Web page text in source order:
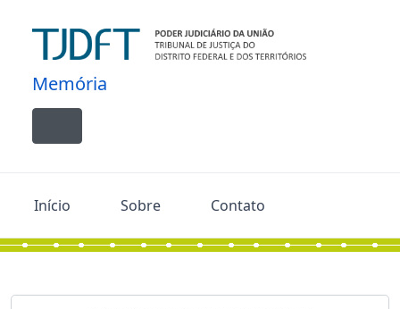
Memória
Toggle navigation
Início Sobre Contato